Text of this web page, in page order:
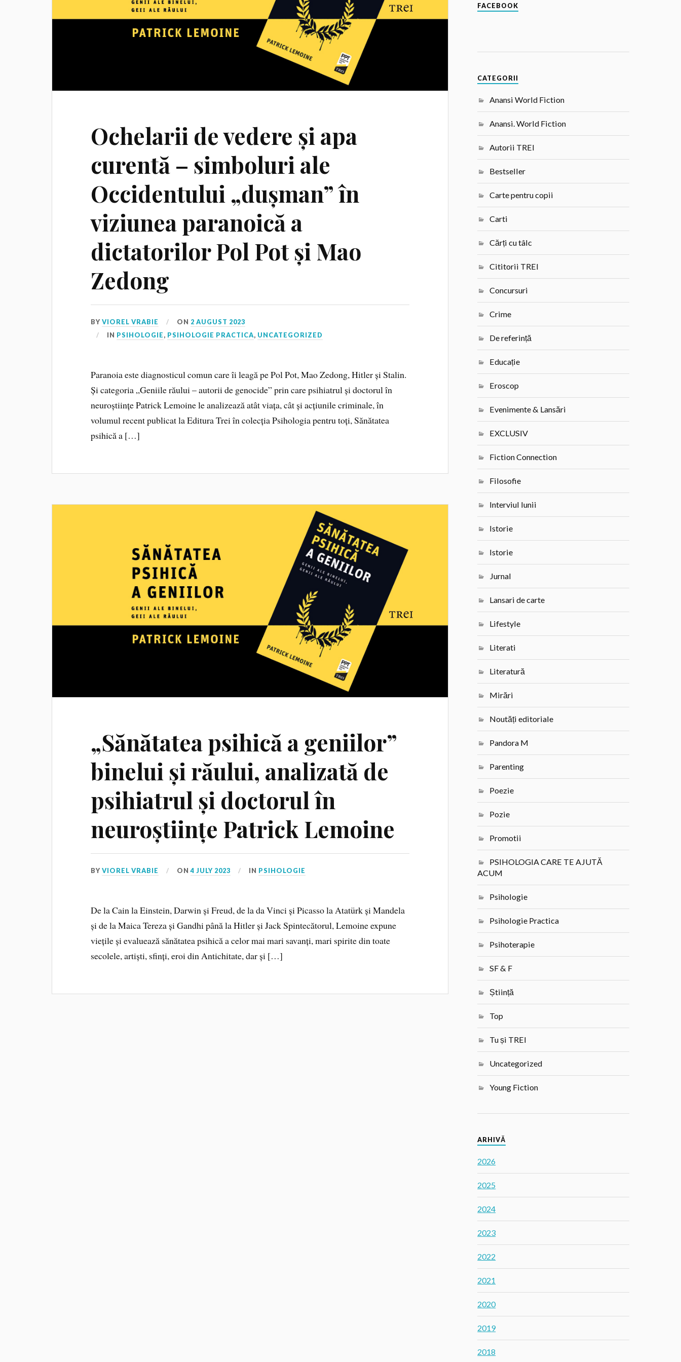
Ochelarii de vedere și apa
curentă – simboluri ale
Occidentului „dușman” în
viziunea paranoică a
dictatorilor Pol Pot și Mao
Zedong
BYVIOREL VRABIE ON 2 AUGUST 2023
IN PSIHOLOGIE, PSIHOLOGIE PRACTICA, UNCATEGORIZED
Paranoia este diagnosticul comun care îi leagă pe Pol Pot, Mao Zedong, Hitler și Stalin.
Și categoria „Geniile răului – autorii de genocide” prin care psihiatrul și doctorul în
neuroștiințe Patrick Lemoine le analizează atât viața, cât și acțiunile criminale, în
volumul recent publicat la Editura Trei în colecția Psihologia pentru toți, Sănătatea
psihică a […]
„Sănătatea psihică a geniilor”
binelui și răului, analizată de
psihiatrul și doctorul în
neuroștiințe Patrick Lemoine
BYVIOREL VRABIE ON4 JULY 2023 IN PSIHOLOGIE
De la Cain la Einstein, Darwin și Freud, de la da Vinci și Picasso la Atatürk și Mandela
și de la Maica Tereza și Gandhi până la Hitler și Jack Spintecătorul, Lemoine expune
viețile și evaluează sănătatea psihică a celor mai mari savanți, mari spirite din toate
secolele, artiști, sfinți, eroi din Antichitate, dar și […]
FACEBOOK
CATEGORII
Anansi World Fiction
Anansi. World Fiction
Autorii TREI
Bestseller
Carte pentru copii
Carti
Cărți cu tâlc
Cititorii TREI
Concursuri
Crime
De referință
Educație
Eroscop
Evenimente & Lansări
EXCLUSIV
Fiction Connection
Filosofie
Interviul lunii
Istorie
Istorie
Jurnal
Lansari de carte
Lifestyle
Literati
Literatură
Mirări
Noutăți editoriale
Pandora M
Parenting
Poezie
Pozie
Promotii
PSIHOLOGIA CARE TE AJUTĂ
ACUM
Psihologie
Psihologie Practica
Psihoterapie
SF & F
Știință
Top
Tu și TREI
Uncategorized
Young Fiction
ARHIVĂ
2026
2025
2024
2023
2022
2021
2020
2019
2018